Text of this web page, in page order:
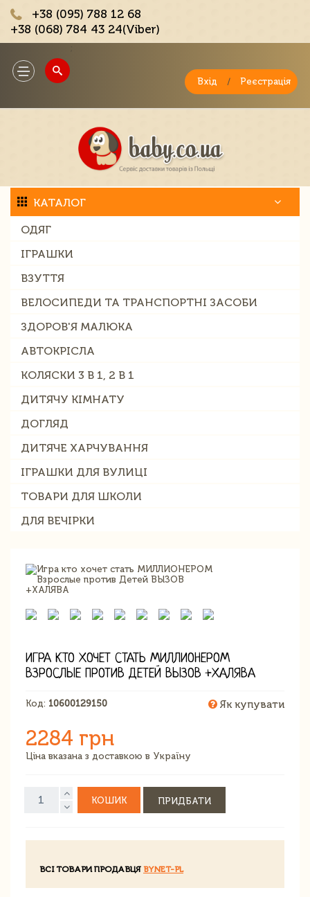
+38 (095) 788 12 68
+38 (068) 784 43 24(Viber)
Toggle
navigation
Вхід / Реєстрація
КАТАЛОГ
ОДЯГ
ІГРАШКИ
ВЗУТТЯ
ВЕЛОСИПЕДИ ТА ТРАНСПОРТНІ ЗАСОБИ
ЗДОРОВ'Я МАЛЮКА
АВТОКРІСЛА
КОЛЯСКИ 3 В 1, 2 В 1
ДИТЯЧУ КІМНАТУ
ДОГЛЯД
ДИТЯЧЕ ХАРЧУВАННЯ
ІГРАШКИ ДЛЯ ВУЛИЦІ
ТОВАРИ ДЛЯ ШКОЛИ
ДЛЯ ВЕЧІРКИ
ИГРА КТО ХОЧЕТ СТАТЬ МИЛЛИОНЕРОМ
ВЗРОСЛЫЕ ПРОТИВ ДЕТЕЙ ВЫЗОВ +ХАЛЯВА
Код: 10600129150 Як купувати
2284 грн
Ціна вказана з доставкою в Україну
КОШИК ПРИДБАТИ
ВСІ ТОВАРИ ПРОДАВЦЯ BYNET-PL